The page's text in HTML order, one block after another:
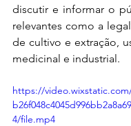
discutir e informar o
relevantes como a
de cultivo e extração,
medicinal e industrial.
https://
4/file.mp4